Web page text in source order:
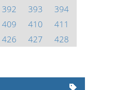
392 393
394
409 410
411
426 427
428